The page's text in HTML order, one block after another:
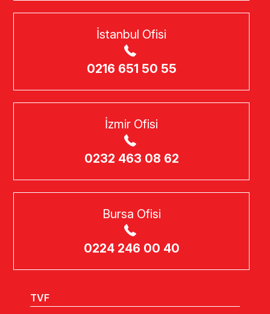
İstanbul Ofisi
0216 651 50 55
İzmir Ofisi
0232 463 08 62
Bursa Ofisi
0224 246 00 40
TVF